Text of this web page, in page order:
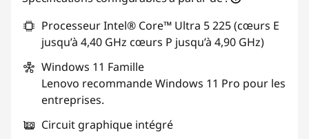
Processeur Intel® Core™ Ultra 5 225 (cœurs E
jusqu’à 4,40 GHz cœurs P jusqu’à 4,90 GHz)
Windows 11 Famille
Lenovo recommande Windows 11 Pro pour les
entreprises.
Circuit graphique intégré